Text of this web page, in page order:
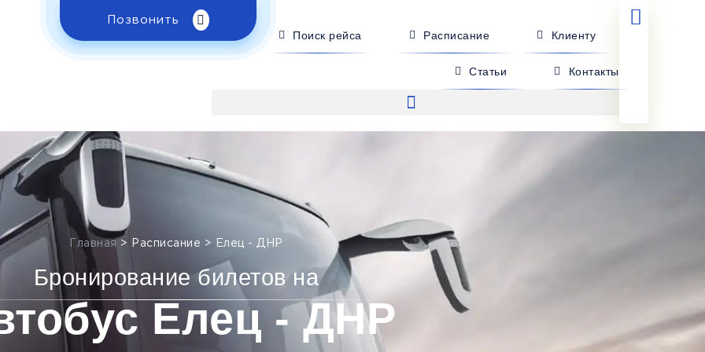
Позвонить
Поиск рейса Расписание Клиенту
Статьи Контакты
Главная > Расписание > Елец - ДНР
Бронирование билетов на
Елец - ДНР